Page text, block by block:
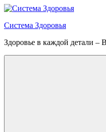
Перейти
содержимому
Система Здоровья
Здоровье в каждой детали